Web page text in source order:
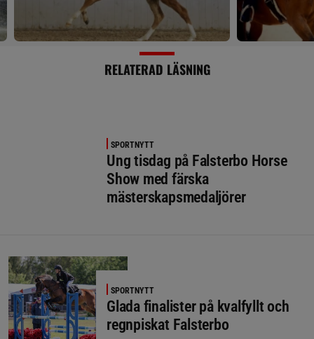
RELATERAD LÄSNING
SPORTNYTT
Ung tisdag på Falsterbo Horse
Show med färska
mästerskapsmedaljörer
SPORTNYTT
Glada finalister på kvalfyllt och
regnpiskat Falsterbo